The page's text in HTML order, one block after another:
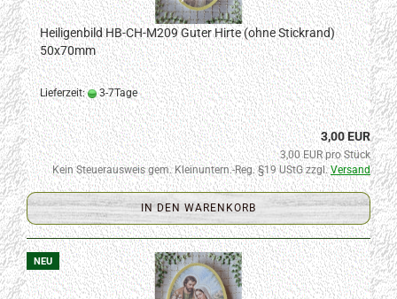
Heiligenbild HB-CH-M209 Guter Hirte (ohne Stickrand)
50x70mm
Lieferzeit: 3-7Tage
3,00 EUR
3,00 EUR pro Stück
Kein Steuerausweis gem. Kleinuntern.-Reg. §19 UStG zzgl.Versand
IN DEN WARENKORB
NEU